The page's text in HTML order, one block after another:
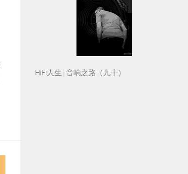
HiFi人生 | 音响之路（九十）